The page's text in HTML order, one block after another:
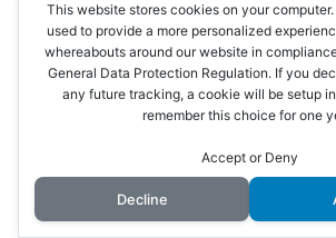
이브 코스·맛집·이동 가이드 총정리
자주 묻는 질문 (FAQ)
Q1. 8월 미야코지마 여행,
위험하지 않나요?
This website stores cookies on your
used to provide a more personalized
whereabouts around our website in
General Data Protection Regulation. If you
any future tracking, a cookie will be setup
remember this choice for one
Accept or Deny
Decline